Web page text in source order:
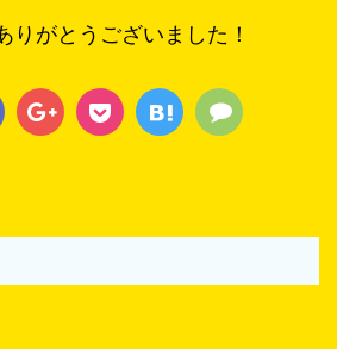
りがとうございました！